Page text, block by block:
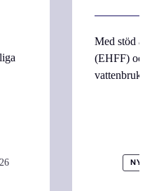
Med stöd
(EHFF)